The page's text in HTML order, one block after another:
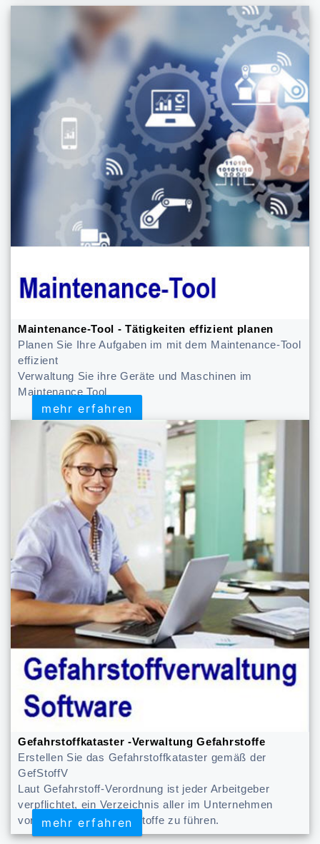
Maintenance-Tool - Tätigkeiten effizient planen
Planen Sie Ihre Aufgaben im mit dem Maintenance-Tool
effizient
Verwaltung Sie ihre Geräte und Maschinen im
Maintenance Tool
mehr erfahren
mehr erfahren
Gefahrstoffkataster -Verwaltung Gefahrstoffe
Erstellen Sie das Gefahrstoffkataster gemäß der
GefStoffV
Laut Gefahrstoff-Verordnung ist jeder Arbeitgeber
verpflichtet, ein Verzeichnis aller im Unternehmen
vorkommenden Gefahrstoffe zu führen.
mehr erfahren
mehr erfahren